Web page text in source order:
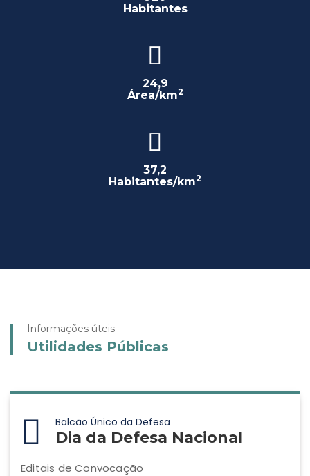
Habitantes
24,9
Área/km2
37,2
Habitantes/km2
Informações úteis
Utilidades Públicas
Balcão Único da Defesa
Dia da Defesa Nacional
Editais de Convocação